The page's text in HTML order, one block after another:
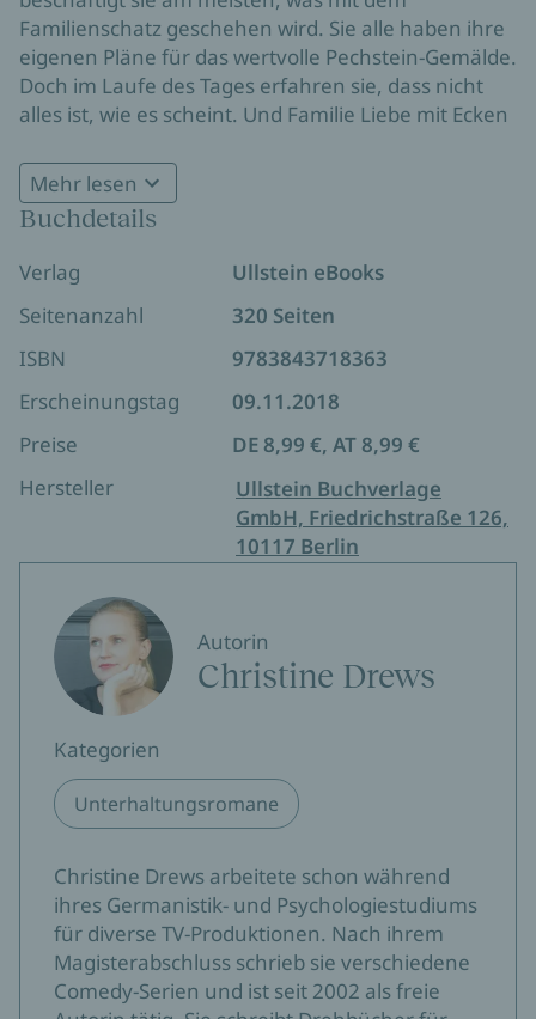
Familienschatz geschehen wird. Sie alle haben ihre
eigenen Pläne für das wertvolle Pechstein-Gemälde.
Doch im Laufe des Tages erfahren sie, dass nicht
alles ist, wie es scheint. Und Familie Liebe mit Ecken
Mehr lesen
Buchdetails
Verlag
Ullstein eBooks
Seitenanzahl
320 Seiten
ISBN
9783843718363
Erscheinungstag
09.11.2018
Preise
DE 8,99 €, AT 8,99 €
Hersteller
Ullstein Buchverlage
GmbH, Friedrichstraße 126,
10117 Berlin
Autorin
Christine Drews
Kategorien
Unterhaltungsromane
Christine Drews arbeitete schon während
ihres Germanistik- und Psychologiestudiums
für diverse TV-Produktionen. Nach ihrem
Magisterabschluss schrieb sie verschiedene
Comedy-Serien und ist seit 2002 als freie